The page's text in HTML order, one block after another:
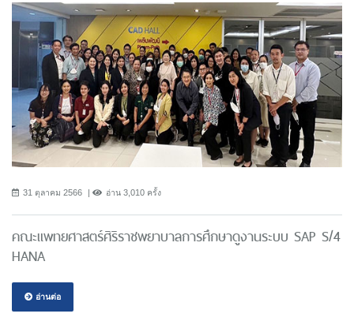
31 ตุลาคม 2566 อ่าน 3,010 ครั้ง
คณะแพทยศาสตร์ศิริราชพยาบาลการศึกษาดูงานระบบ SAP S/4
HANA
อ่านต่อ